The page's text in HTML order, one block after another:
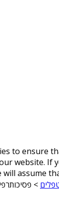
to ensure
website. If
will assume
>